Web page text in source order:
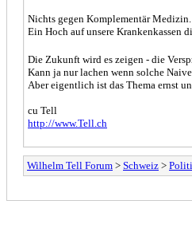
Nichts gegen Komplementär
Ein Hoch auf unsere Krankenkassen
Die Zukunft wird es zeigen - die
Kann ja nur lachen wenn solche
Aber eigentlich ist das Thema ernst
cu Tell
http://www.Tell.ch
Wilhelm Tell Forum > Schweiz >